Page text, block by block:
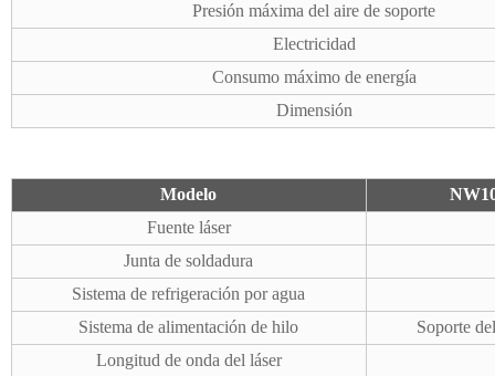
Presión máxima del aire de soporte
Electricidad
Consumo máximo de energía
Dimensión
Modelo
Fuente láser
Junta de soldadura
Sistema de refrigeración por agua
Sistema de alimentación de hilo
Soporte
Longitud de onda del láser